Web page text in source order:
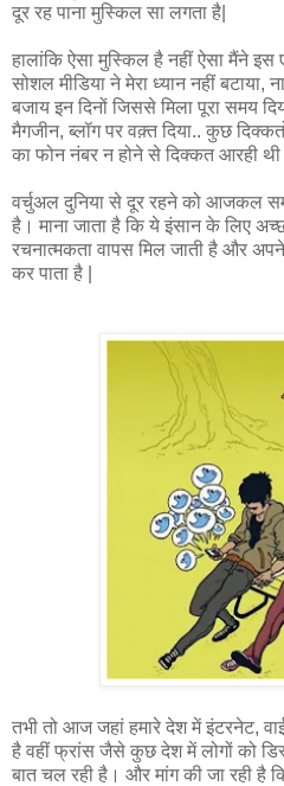
दूर रह पाना मुस्किल सा लगता है|
हालांकि ऐसा मुस्किल है नहीं ऐसा मैंने इस
सोशल मीडिया ने मेरा ध्यान नहीं बटाया, ना
बजाय इन दिनों जिससे मिला पूरा समय
मैगजीन, ब्लॉग पर वक़्त दिया.. कुछ
का फोन नंबर न होने से दिक्कत आरही
वर्चुअल दुनिया से दूर रहने को आजकल
है। माना जाता है कि ये इंसान के लिए
रचनात्मकता वापस मिल जाती है और अपने
कर पाता है |
तभी तो आज जहां हमारे देश में इंटरनेट,
है वहीं फ्रांस जैसे कुछ देश में लोगों को
बात चल रही है। और मांग की जा रही है